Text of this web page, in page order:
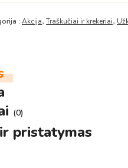
: Akcija, Traškučiai ir krekeriai,
(0)
pristatymas